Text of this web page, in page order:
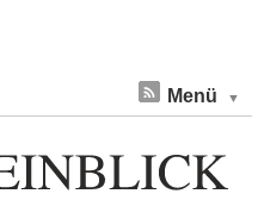
Menü